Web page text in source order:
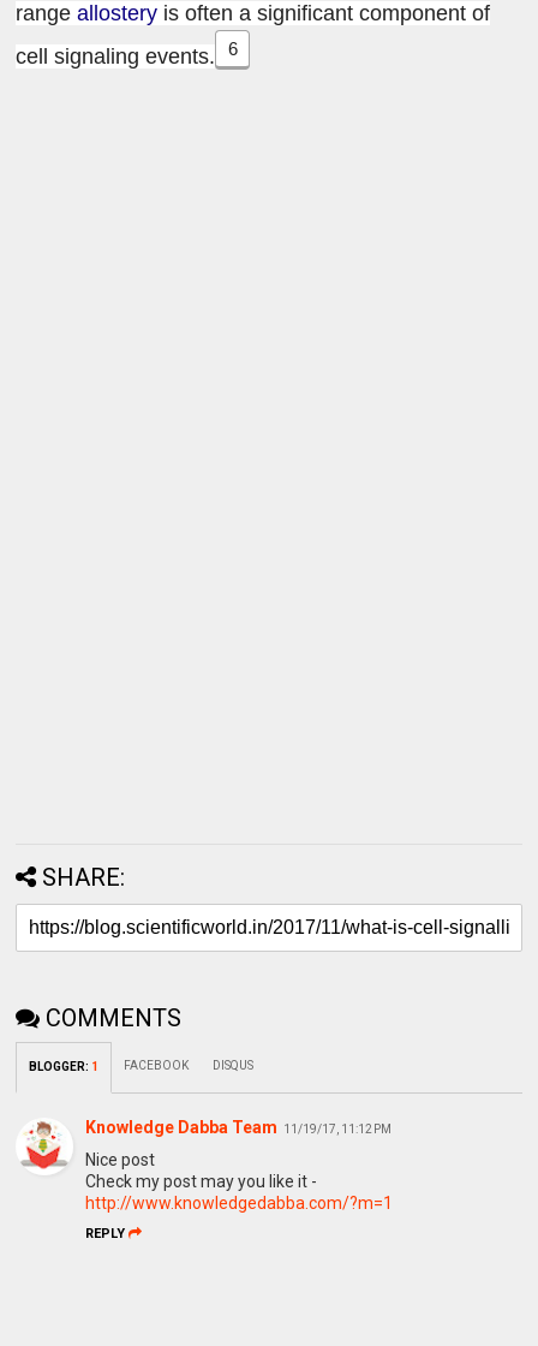
rangeallostery is often a significant component of
cell signaling events.
6
SHARE:
COMMENTS
BLOGGER: 1 FACEBOOK DISQUS
Knowledge Dabba Team 11/19/17, 11:12 PM
Nice post
Check my post may you like it -
http://www.knowledgedabba.com/?m=1
REPLY